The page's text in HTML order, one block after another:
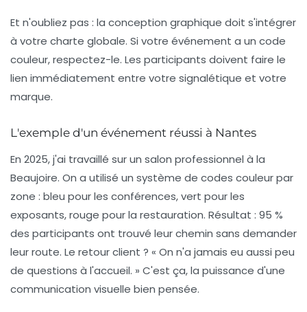
Et n'oubliez pas : la conception graphique doit s'intégrer
à votre charte globale. Si votre événement a un code
couleur, respectez-le. Les participants doivent faire le
lien immédiatement entre votre signalétique et votre
marque.
L'exemple d'un événement réussi à Nantes
En 2025, j'ai travaillé sur un salon professionnel à la
Beaujoire. On a utilisé un système de codes couleur par
zone : bleu pour les conférences, vert pour les
exposants, rouge pour la restauration. Résultat : 95 %
des participants ont trouvé leur chemin sans demander
leur route. Le retour client ? « On n'a jamais eu aussi peu
de questions à l'accueil. » C'est ça, la puissance d'une
communication visuelle bien pensée.